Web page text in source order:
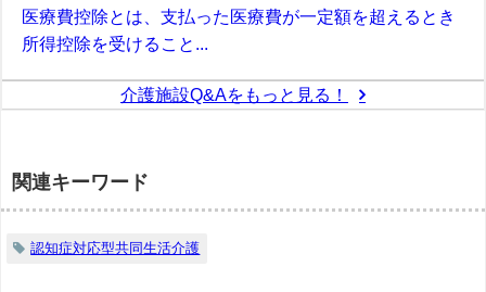
医療費控除とは、支払った医療費が一定額を超えるとき
所得控除を受けること...
介護施設Q&Aをもっと見る！
関連キーワード
認知症対応型共同生活介護